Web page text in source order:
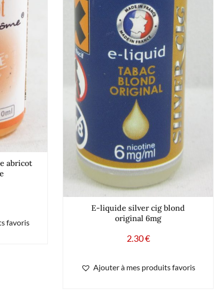
abricot
favoris
E-liquide silver cig blond
original 6mg
2.30€
Ajouter à mes produits favoris